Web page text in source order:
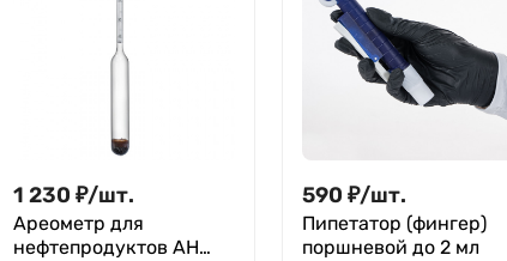
1 230 ₽/шт.
Ареометр для
нефтепродуктов АН
590 ₽/шт.
Пипетатор (фингер)
поршневой до 2 мл